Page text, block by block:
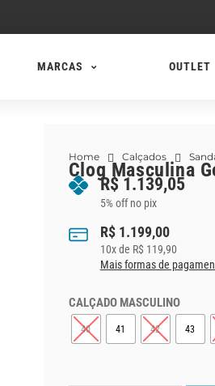
MARCAS OUTLET
Home Calçados
Clog Masculina
R$ 1.139,05
5% off no pix
R$1.199,00
10x de R$ 119,90
Mais formas de
CALÇADO MASCULINO
40 41 42 43